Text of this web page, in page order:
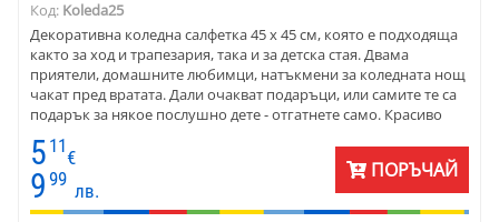
Код: Koleda25
Декоративна коледна салфетка 45 х 45 см, която е подходяща
както за ход и трапезария, така и за детска стая. Двама
приятели, домашните любимци, натъкмени за коледната нощ
чакат пред вратата. Дали очакват подаръци, или самите те са
подарък за някое послушно дете - отгатнете само. Красиво
оформена картина - великолепен плат, испански жакард.
5 11
€
9 99
лв.
ПОРЪЧАЙ